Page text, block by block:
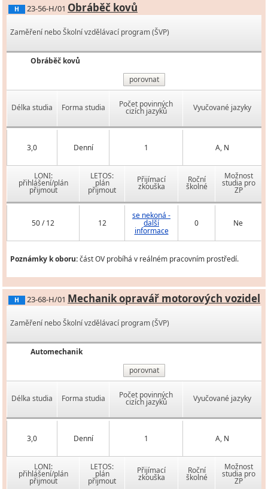
H 23-56-H/01 Obráběč kovů
Zaměření nebo Školní vzdělávací program (ŠVP)
Obráběč kovů
porovnat
Délka studia Forma studia Počet povinných
cizích jazyků Vyučované jazyky
3,0 Denní 1 A, N
LONI:
přihlášení/plán
přijmout
LETOS:
plán
přijmout
Přijímací
zkouška
Roční
školné
Možnost
studia pro
ZP
50 / 12 12
se nekoná -
další
informace
0 Ne
Poznámky k oboru:část OV probíhá v reálném pracovním prostředí.
H 23-68-H/01 Mechanik opravář motorových vozidel
Zaměření nebo Školní vzdělávací program (ŠVP)
Automechanik
porovnat
Délka studia Forma studia Počet povinných
cizích jazyků Vyučované jazyky
3,0 Denní 1 A, N
LONI:
přihlášení/plán
přijmout
LETOS:
plán
přijmout
Přijímací
zkouška
Roční
školné
Možnost
studia pro
ZP